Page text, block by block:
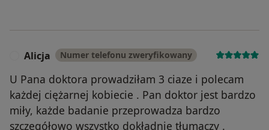
Alicja Numer telefonu zweryfikowany
U Pana doktora prowadziłam 3 ciaze i polecam
każdej ciężarnej kobiecie . Pan doktor jest bardzo
miły, każde badanie przeprowadza bardzo
szczegółowo wszystko dokładnie tłumaczy .